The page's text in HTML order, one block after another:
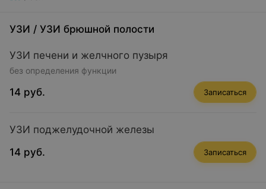
УЗИ / УЗИ брюшной полости
УЗИ печени и желчного пузыря
без определения функции
14 руб. Записаться
УЗИ поджелудочной железы
14 руб.
Записаться